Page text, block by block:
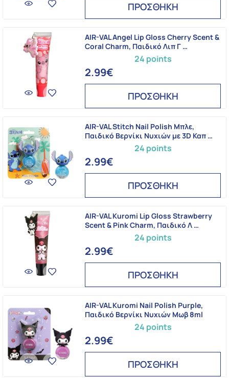
ΠΡΟΣΘΗΚΗ
24 points
AIR-VAL Angel Lip Gloss Cherry Scent &
Coral Charm, Παιδικό Λιπ Γ …
2.99€
ΠΡΟΣΘΗΚΗ
24 points
AIR-VAL Stitch Nail Polish Μπλε,
Παιδικό Βερνίκι Νυχιών με 3D Καπ …
2.99€
ΠΡΟΣΘΗΚΗ
24 points
AIR-VAL Kuromi Lip Gloss Strawberry
Scent & Pink Charm, Παιδικό Λ …
2.99€
ΠΡΟΣΘΗΚΗ
24 points
AIR-VAL Kuromi Nail Polish Purple,
Παιδικό Βερνίκι Νυχιών Μωβ 8ml
2.99€
ΠΡΟΣΘΗΚΗ